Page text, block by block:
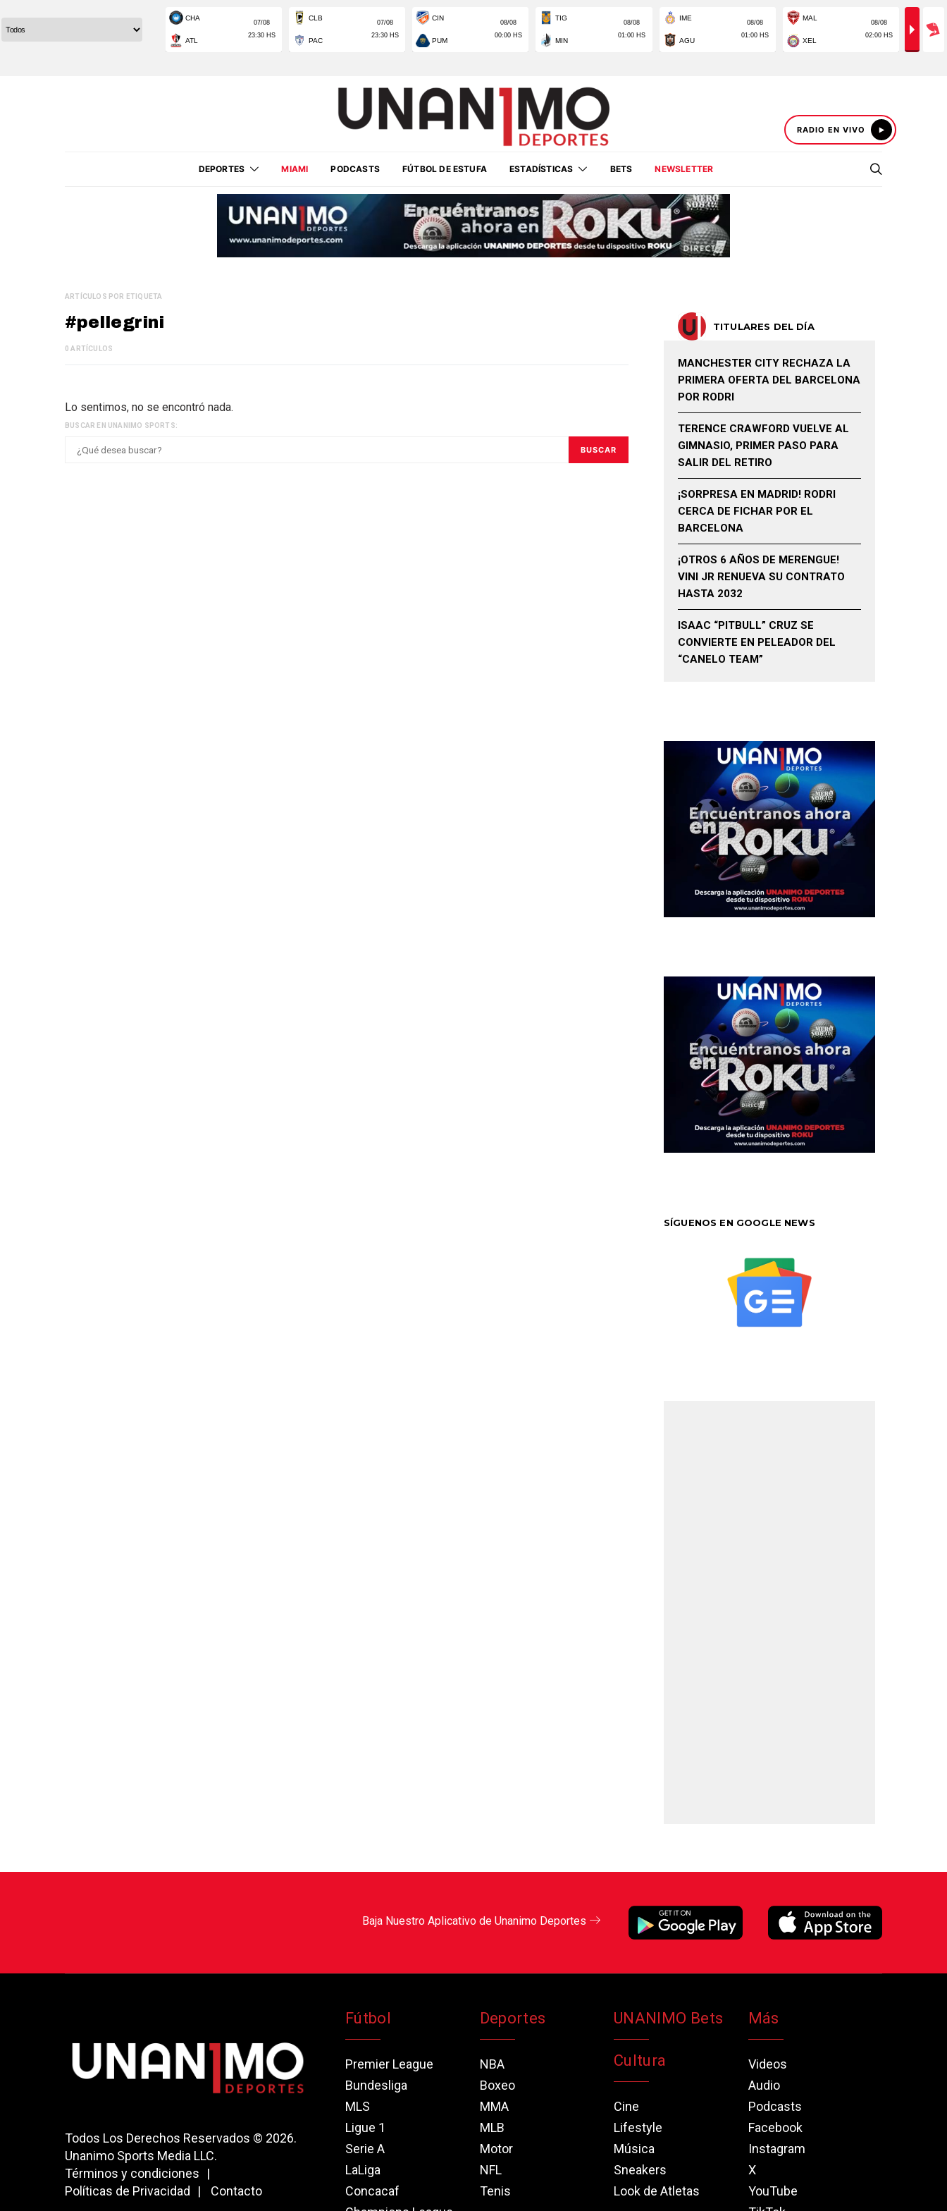
RADIO EN VIVO
DEPORTES MIAMI PODCASTS FÚTBOL DE ESTUFA ESTADÍSTICAS BETS NEWSLETTER
ARTÍCULOS POR ETIQUETA
#pellegrini
0 ARTÍCULOS
Lo sentimos, no se encontró nada.
BUSCAR EN UNANIMO SPORTS:
BUSCAR
TITULARES DEL DÍA
MANCHESTER CITY RECHAZA LA
PRIMERA OFERTA DEL BARCELONA
POR RODRI
TERENCE CRAWFORD VUELVE AL
GIMNASIO, PRIMER PASO PARA
SALIR DEL RETIRO
¡SORPRESA EN MADRID! RODRI
CERCA DE FICHAR POR EL
BARCELONA
¡OTROS 6 AÑOS DE MERENGUE!
VINI JR RENUEVA SU CONTRATO
HASTA 2032
ISAAC “PITBULL” CRUZ SE
CONVIERTE EN PELEADOR DEL
“CANELO TEAM”
SÍGUENOS EN GOOGLE NEWS
Baja Nuestro Aplicativo de Unanimo Deportes
Todos Los Derechos Reservados © 2026.
Unanimo Sports Media LLC.
Términos y condiciones
Políticas de Privacidad
Contacto
Fútbol
Premier League
Bundesliga
MLS
Ligue 1
Serie A
LaLiga
Concacaf
Deportes
NBA
Boxeo
MMA
MLB
Motor
NFL
Tenis
UNANIMO Bets
Cultura
Cine
Lifestyle
Música
Sneakers
Look de Atletas
Más
Videos
Audio
Podcasts
Facebook
Instagram
X
YouTube